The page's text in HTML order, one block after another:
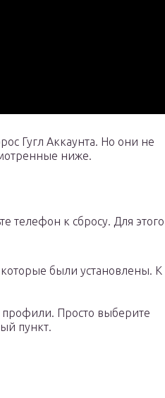
Гугл Аккаунта. Но они не
ниже.
телефон к сбросу. Для этого
были установлены. К
профили. Просто выберите
пункт.